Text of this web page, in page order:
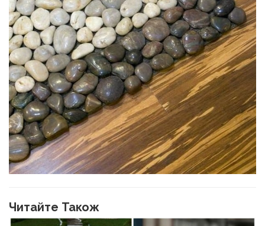
Читайте Також